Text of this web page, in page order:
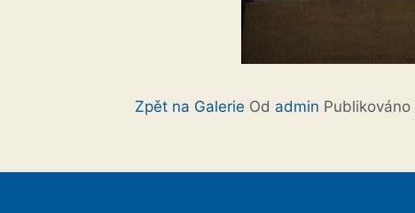
Zpět na Galerie Od admin Publikováno